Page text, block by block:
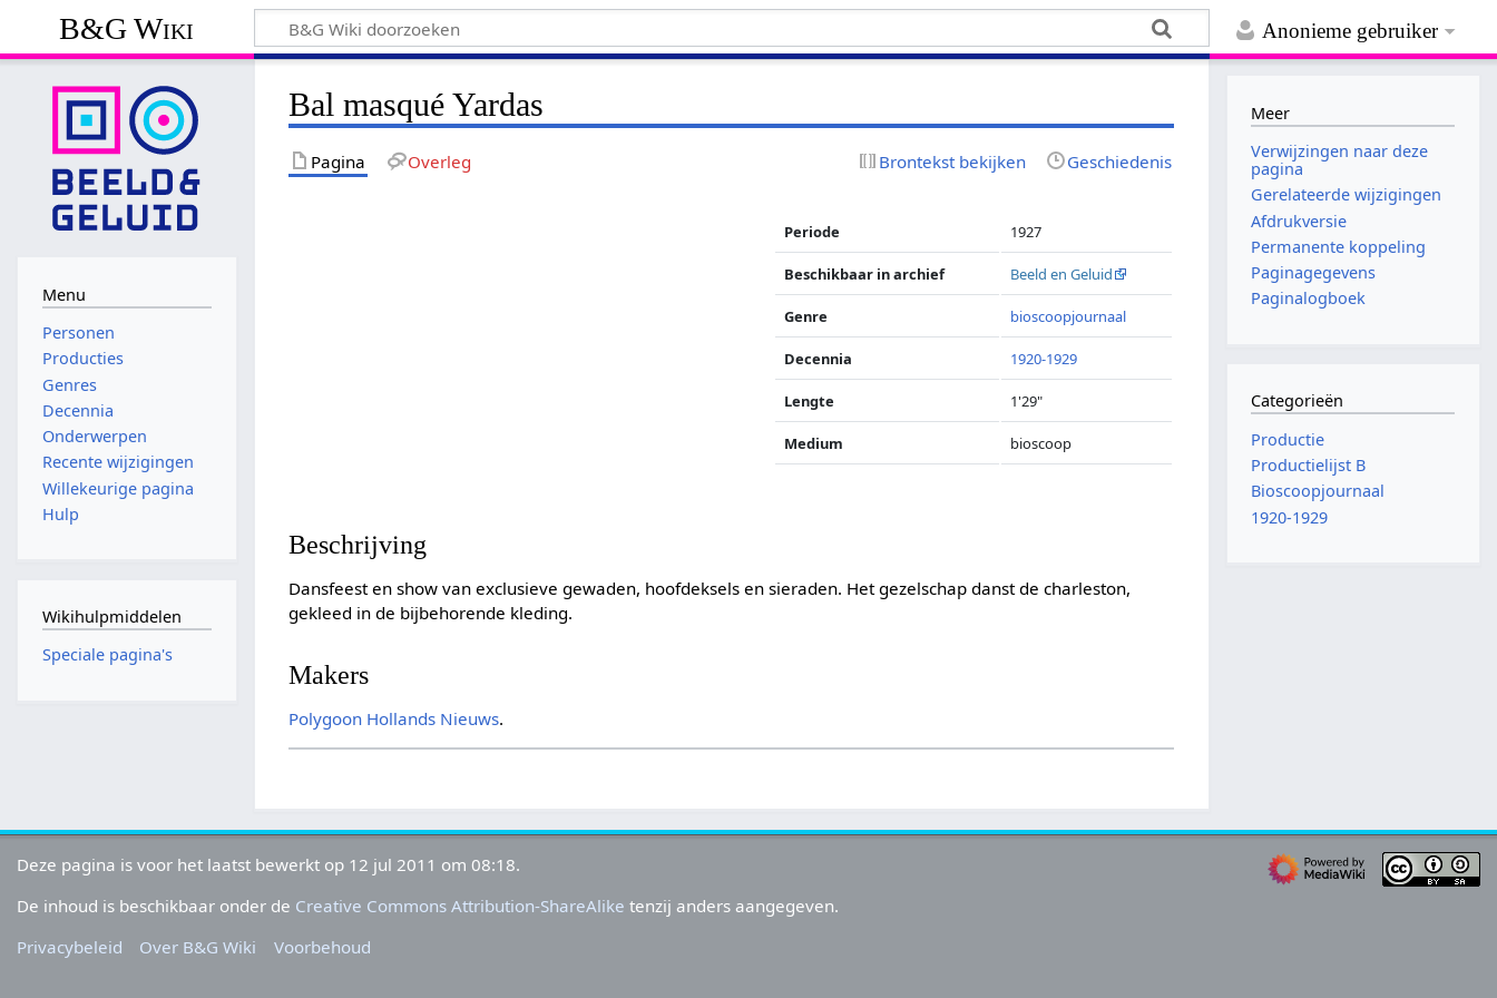
Anonieme gebruiker
B&G Wiki
Bal masqué Yardas
Pagina Overleg Brontekst bekijken Geschiedenis
Periode 1927
Beschikbaar in archief Beeld en Geluid
Genre bioscoopjournaal
Decennia 1920-1929
Lengte 1'29"
Medium bioscoop
Beschrijving
Dansfeest en show van exclusieve gewaden, hoofdeksels en sieraden. Het gezelschap danst de charleston,
gekleed in de bijbehorende kleding.
Makers
Polygoon Hollands Nieuws.
Menu
Personen
Producties
Genres
Decennia
Onderwerpen
Recente wijzigingen
Willekeurige pagina
Hulp
Wikihulpmiddelen
Speciale pagina's
Meer
Verwijzingen naar deze
pagina
Gerelateerde wijzigingen
Afdrukversie
Permanente koppeling
Paginagegevens
Paginalogboek
Categorieën
Productie
Productielijst B
Bioscoopjournaal
1920-1929
Deze pagina is voor het laatst bewerkt op 12 jul 2011 om 08:18.
De inhoud is beschikbaar onder de Creative Commons Attribution-ShareAlike tenzij anders aangegeven.
Privacybeleid
Over B&G Wiki Voorbehoud